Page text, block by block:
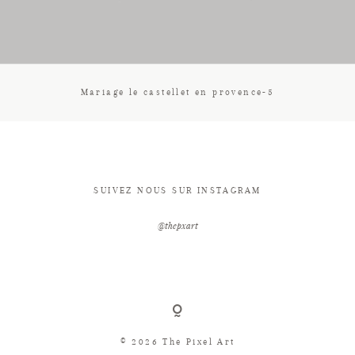
Mariage le castellet en provence-5
SUIVEZ NOUS SUR INSTAGRAM
@thepxart
© 2026 The Pixel Art